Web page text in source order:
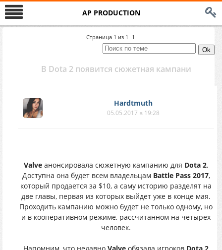
AP PRODUCTION
Страница 1 из 1 1
В Dota 2 появится сюжетная кампани
Hardtmuth
05.05.2017 в 19:28
Valveанонсировала сюжетную кампанию для Dota 2.
Доступна она будет всем владельцам Battle Pass 2017,
который продается за $10, а саму историю разделят на
две главы, первая из которых выйдет уже в конце мая.
Проходить кампанию можно будет не только одному, но
и в кооперативном режиме, рассчитанном на четырех
человек.